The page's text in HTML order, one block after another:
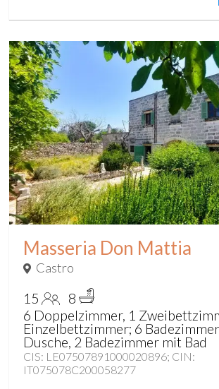
Masseria Don Mattia
Castro
15
8
6 Doppelzimmer, 1
Einzelbettzimmer; 6
Dusche, 2 Badezimmer mit Bad
CIS: LE07507891000020896; CIN:
IT075078C200058277